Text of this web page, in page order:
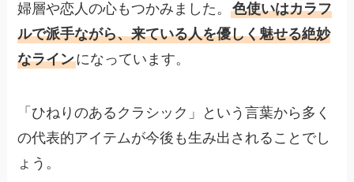
婦層や恋人の心もつかみました。色使いはカラフ
ルで派手ながら、来ている人を優しく魅せる絶妙
なラインになっています。
「ひねりのあるクラシック」という言葉から多く
の代表的アイテムが今後も生み出されることでし
ょう。